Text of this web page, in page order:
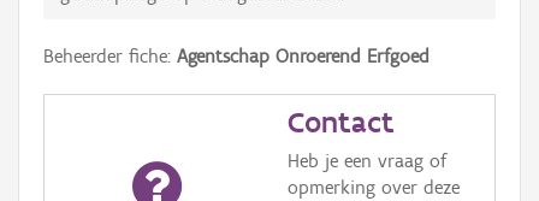
Beheerder fiche: Agentschap Onroerend Erfgoed
Contact
Heb je een vraag of
opmerking over deze